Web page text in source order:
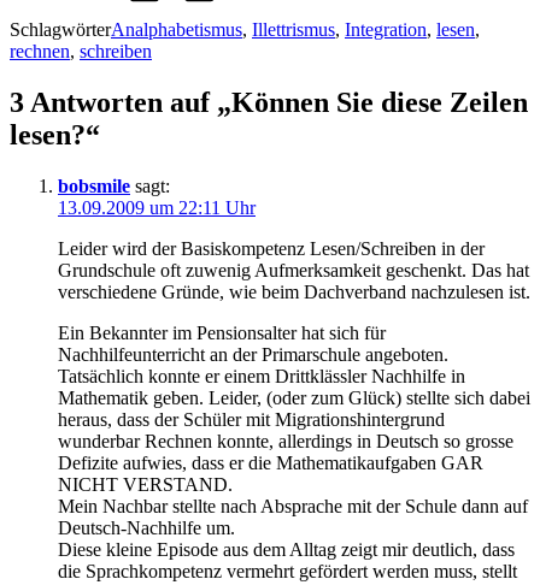
SchlagwörterAnalphabetismus, Illettrismus, Integration, lesen,
rechnen, schreiben
3 Antworten auf „Können Sie diese Zeilen
lesen?“
bobsmile sagt:
13.09.2009 um 22:11 Uhr
Leider wird der Basiskompetenz Lesen/Schreiben in der
Grundschule oft zuwenig Aufmerksamkeit geschenkt. Das hat
verschiedene Gründe, wie beim Dachverband nachzulesen ist.
Ein Bekannter im Pensionsalter hat sich für
Nachhilfeunterricht an der Primarschule angeboten.
Tatsächlich konnte er einem Drittklässler Nachhilfe in
Mathematik geben. Leider, (oder zum Glück) stellte sich dabei
heraus, dass der Schüler mit Migrationshintergrund
wunderbar Rechnen konnte, allerdings in Deutsch so grosse
Defizite aufwies, dass er die Mathematikaufgaben GAR
NICHT VERSTAND.
Mein Nachbar stellte nach Absprache mit der Schule dann auf
Deutsch-Nachhilfe um.
Diese kleine Episode aus dem Alltag zeigt mir deutlich, dass
die Sprachkompetenz vermehrt gefördert werden muss, stellt